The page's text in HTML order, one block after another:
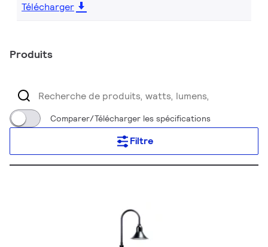
Télécharger
Produits
Comparer/Télécharger les spécifications
Filtre